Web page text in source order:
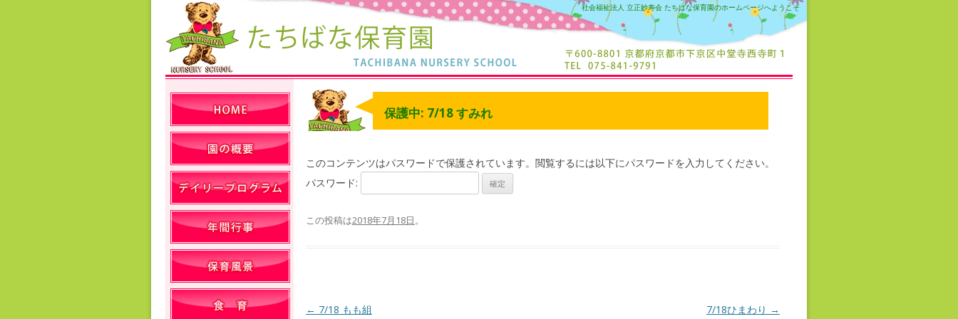
社会福祉法人 立正妙寿会 たちばな保育園のホームページへようこそ
保護中: 7/18 すみれ
このコンテンツはパスワードで保護されています。閲覧するには以下にパスワードを入力してください。
パスワード:
この投稿は2018年7月18日。
← 7/18 もも組 7/18ひまわり →